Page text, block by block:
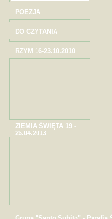
POEZJA
DO CZYTANIA
RZYM 16-23.10.2010
ZIEMIA ŚWIĘTA 19 -
26.04.2013